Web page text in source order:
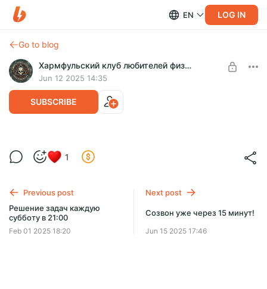
EN LOG IN
Go to blog
Хармфульский клуб любителей физики
Jun 12 2025 14:35
SUBSCRIBE
Созвон в воскресенье в 21:00 по первой
неделе механики!
UNLOCK FOR FREE
1
Previous post
Решение задач каждую
субботу в 21:00
Feb 01 2025 18:20
Next post
Созвон уже через 15 минут!
Jun 15 2025 17:46